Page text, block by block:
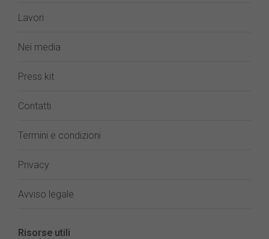
Lavori
Nei media
Press kit
Contatti
Termini e condizioni
Privacy
Avviso legale
Risorse utili